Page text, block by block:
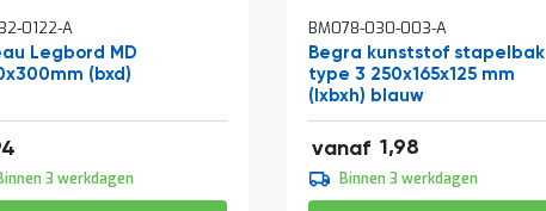
0122-A
Legbord MD
(bxd)
3 werkdagen
BM078-030-003-A
Begra kunststof stapelbak
type 3 250x165x125 mm
(lxbxh) blauw
vanaf 1,98
2,40
2,20
2,66Binnen 3 werkdagen